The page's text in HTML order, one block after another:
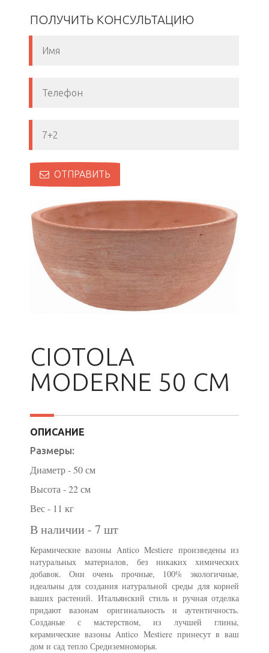
ПОЛУЧИТЬ КОНСУЛЬТАЦИЮ
ОТПРАВИТЬ
CIOTOLA
MODERNE 50 CM
ОПИСАНИЕ
Размеры:
Диаметр - 50 см
Высота - 22 см
Вес - 11 кг
В наличии - 7 шт
Керамические вазоны Antico Mestiere произведены из
натуральных материалов, без никаких химических
добавок. Они очень прочные, 100% экологичные,
идеальны для создания натуральной среды для корней
ваших растений. Итальянский стиль и ручная отделка
придают вазонам оригинальность и аутентичность.
Созданые с мастерством, из лучшей глины,
керамические вазоны Antico Mestiere принесут в ваш
дом и сад тепло Средиземноморья.